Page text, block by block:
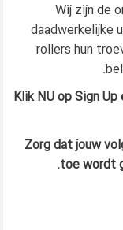
Wij zijn de
daadwerkelijke
rollers hun
Klik NU op Sign
Zorg dat jouw
toe wordt